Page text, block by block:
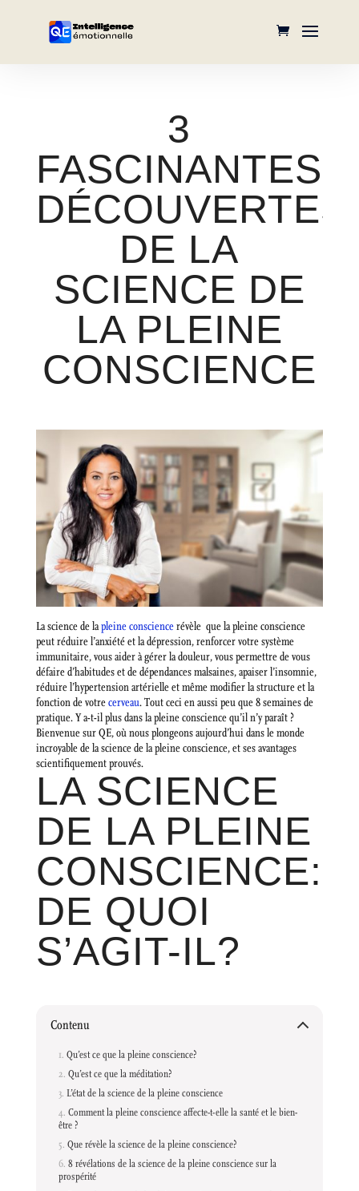
3
FASCINANTES
DÉCOUVERTES
DE LA
SCIENCE DE
LA PLEINE
CONSCIENCE
La science de lapleine consciencerévèle que la pleine conscience
peut réduire l’anxiété et la dépression, renforcer votre système
immunitaire, vous aider à gérer la douleur, vous permettre de vous
défaire d’habitudes et de dépendances malsaines, apaiser l’insomnie,
réduire l’hypertension artérielle et même modifier la structure et la
fonction de votrecerveau. Tout ceci en aussi peu que 8 semaines de
pratique. Y a-t-il plus dans la pleine conscience qu’il n’y paraît ?
Bienvenue sur QE, où nous plongeons aujourd’hui dans le monde
incroyable de la science de la pleine conscience, et ses avantages
scientifiquement prouvés.
LA SCIENCE
DE LA PLEINE
CONSCIENCE:
DE QUOI
S’AGIT-IL?
Contenu
Qu’est ce que la pleine conscience?
Qu’est ce que la méditation?
L’état de la science de la pleine conscience
Comment la pleine conscience affecte-t-elle la santé et le bien-
être ?
Que révèle la science de la pleine conscience?
8 révélations de la science de la pleine conscience sur la
prospérité